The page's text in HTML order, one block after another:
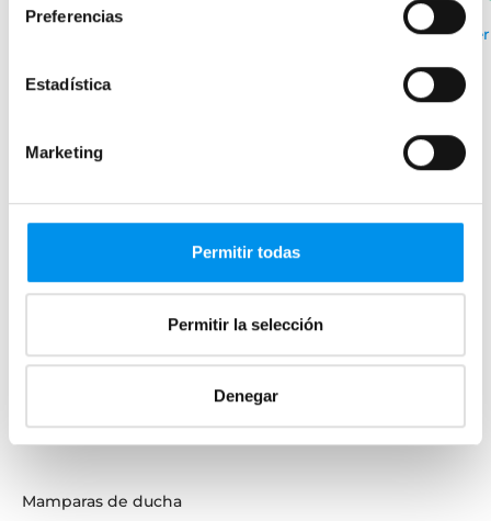
Preferencias
Estadística
Marketing
Permitir todas
Permitir la selección
Denegar
Ver opciones
Mamparas de bañera
Mamparas de bañera abatibles
Mamparas de bañera correderas
Mamparas de bañera sin perfilería
Mamparas de ducha